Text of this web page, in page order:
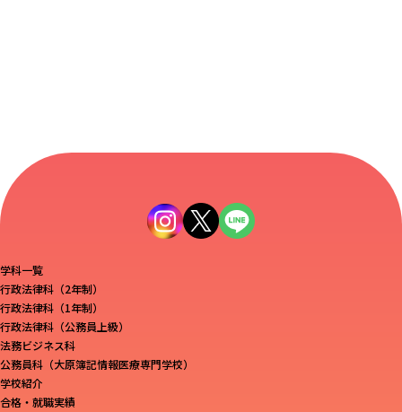
学科一覧
行政法律科（2年制）
行政法律科（1年制）
行政法律科（公務員上級）
法務ビジネス科
公務員科（大原簿記情報医療専門学校）
学校紹介
合格・就職実績